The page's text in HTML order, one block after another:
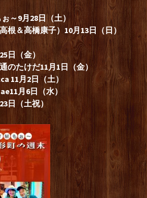
ぉ～9月28日（土）
根＆高橋康子）10月13日（日）
日（金）
のたけだ11月1日（金）
11月2日（土）
月6日（水）
日（土祝）